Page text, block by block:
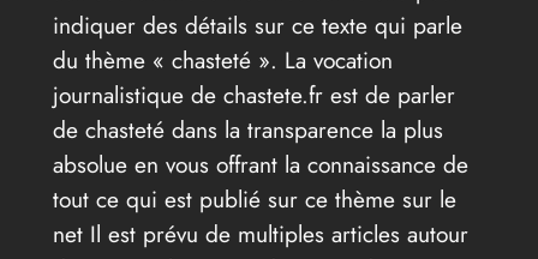
indiquer des détails sur ce texte qui parle
du thème « chasteté ». La vocation
journalistique de chastete.fr est de parler
de chasteté dans la transparence la plus
absolue en vous offrant la connaissance de
tout ce qui est publié sur ce thème sur le
net Il est prévu de multiples articles autour